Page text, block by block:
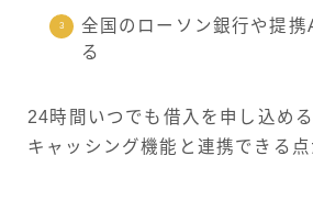
全国のローソン銀行や提携
る
24時間いつでも借入を申し込め
キャッシング機能と連携できる点